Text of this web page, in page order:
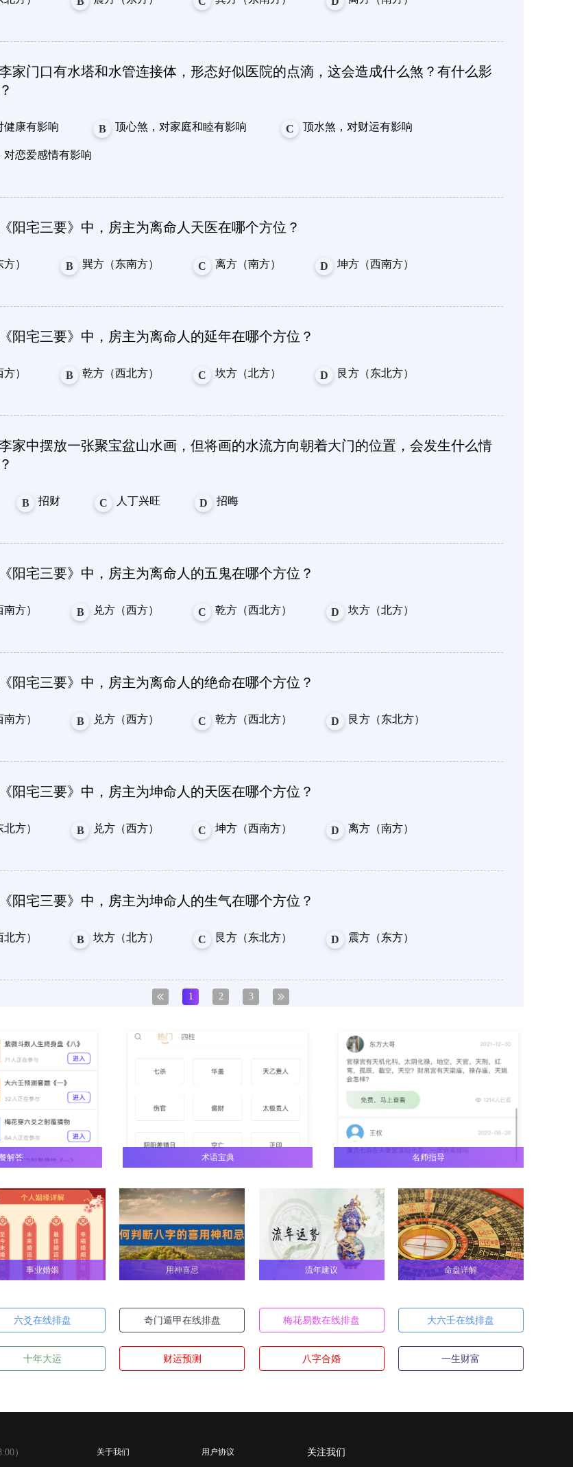
家门口有水塔和水管连接体，形态好似医院的点滴，这会造成什么煞？有什么影
健康有影响 B 顶心煞，对家庭和睦有影响 C 顶水煞，对财运有影响
对恋爱感情有影响
阳宅三要》中，房主为离命人天医在哪个方位？
） B 巽方（东南方） C 离方（南方） D 坤方（西南方）
阳宅三要》中，房主为离命人的延年在哪个方位？
） B 乾方（西北方） C 坎方（北方） D 艮方（东北方）
家中摆放一张聚宝盆山水画，但将画的水流方向朝着大门的位置，会发生什么情
B 招财 C 人丁兴旺 D 招晦
阳宅三要》中，房主为离命人的五鬼在哪个方位？
方） B 兑方（西方） C 乾方（西北方） D 坎方（北方）
阳宅三要》中，房主为离命人的绝命在哪个方位？
方） B 兑方（西方） C 乾方（西北方） D 艮方（东北方）
阳宅三要》中，房主为坤命人的天医在哪个方位？
方） B 兑方（西方） C 坤方（西南方） D 离方（南方）
阳宅三要》中，房主为坤命人的生气在哪个方位？
方） B 坎方（北方） C 艮方（东北方） D 震方（东方）
《阳宅三要》中，房主为坤命人的延年藏方位？
方） B 艮方（东北方）
阳宅三要》中，房主为坤命人的六煞在哪个方位？
北方） C 巽方（东南方） 离方（南方）
《阳宅三要》中，房主为坤命人的祸害在哪个方位？
艮方（东北方） C 震方（东方） D 巽方（东南方）
阳宅三要》中，房主为兑命人的生气在哪个方位？
方） 乾方（西北方） 坎方（北方） 艮方（东北方）
阳宅三要》中，房主为兑命人的天医在哪个方位？
1 2 3
解答 术语宝典 名师指导
事业婚姻 用神喜忌 流年建议 命盘详解
六爻在线排盘 奇门遁甲在线排盘 梅花易数在线排盘 大六壬在线排盘
十年大运 财运预测 八字合婚 一生财富
） 关于我们 用户协议 关注我们